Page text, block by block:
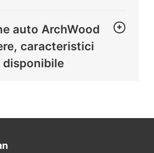
auto ArchWood
caracteristici